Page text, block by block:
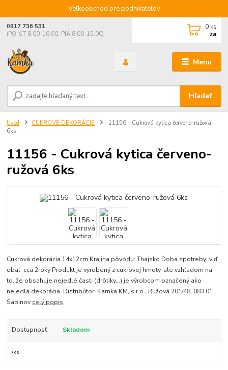
Veľkoobchod pre podnikateľov
Menu
Hľadať
0917 736 531
(PO-ŠT 8:00-16:00, PIA 8:00-15:00)
0 ks
za
Úvod CUKROVÉ DEKORÁCIE
11156 - Cukrová kytica červeno-ružová
6ks
11156 - Cukrová kytica červeno-
ružová 6ks
Cukrová dekorácia 14x12cm Krajina pôvodu: Thajsko Doba spotreby: viď
obal, cca 2roky Produkt je vyrobený z cukrovej hmoty, ale vzhľadom na
to, že obsahuje nejedlé časti (drôtiky,..) je výrobcom označený ako
nejedlá dekorácia. Distribútor: Kamka KM, s.r.o., Ružová 201/48, 083 01
Sabinov celý popis
Dostupnosť Skladom
/ks